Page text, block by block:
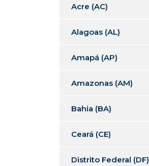
Acre (AC)
Alagoas (AL)
Amapá (AP)
Amazonas (AM)
Bahia (BA)
Ceará (CE)
Distrito Federal (DF)